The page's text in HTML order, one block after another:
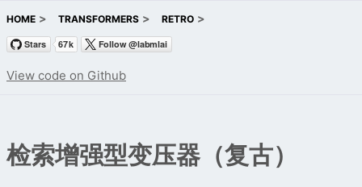
HOME TRANSFORMERS RETRO
View code on Github
检索增强型变压器（复古）